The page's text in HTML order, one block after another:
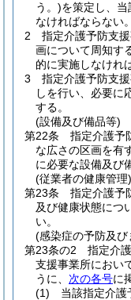
う。)を策定し、
なければならない。
2
指定介護予防支
画について周知す
的に実施しなけれ
3
指定介護予防支
しを行い、必要に
する。
(設備及び備品等)
第22条
指定介護予
な広さの区画を有
に必要な設備及び
(従業者の健康管理)
第23条
指定介護予
及び健康状態につ
い。
(感染症の予防及
第23条の2
指定介
支援事業所におい
うに、 次の各号に
(1)
当該指定介護